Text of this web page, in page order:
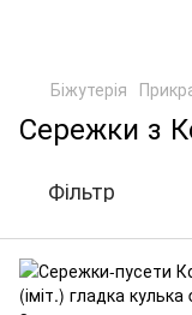
Біжутерія
Сережки з
Фільтр